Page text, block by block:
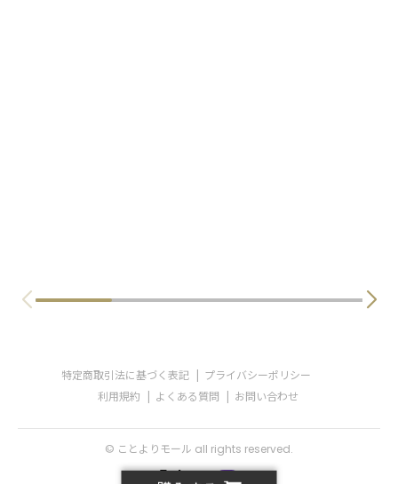
特定商取引法に基づく表記
プライバシーポリシー
利用規約
よくある質問 お問い合わせ
© ことよりモール all rights reserved.